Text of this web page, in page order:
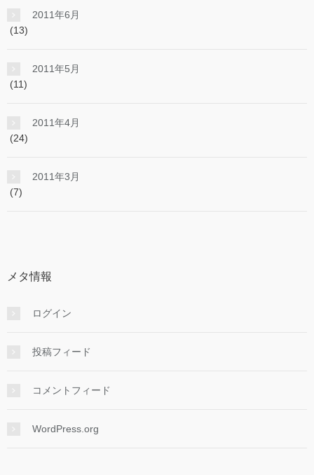
2011年6月
(13)
2011年5月
(11)
2011年4月
(24)
2011年3月
(7)
メタ情報
ログイン
投稿フィード
コメントフィード
WordPress.org